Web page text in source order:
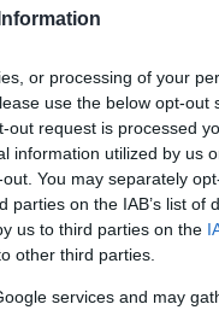
or processing of your
use the below opt-out
out request is processed
information utilized by us
You may separately
on the IAB’s list of
us to third parties on the
other third parties.
services and may
Game
delNew York